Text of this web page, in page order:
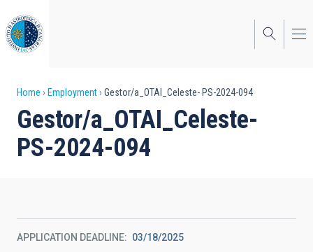
to
main
content
Breadcrumb
Home Employment Gestor/a_OTAI_Celeste- PS-2024-094
Gestor/a_OTAI_Celeste-
PS-2024-094
APPLICATION DEADLINE 03/18/2025